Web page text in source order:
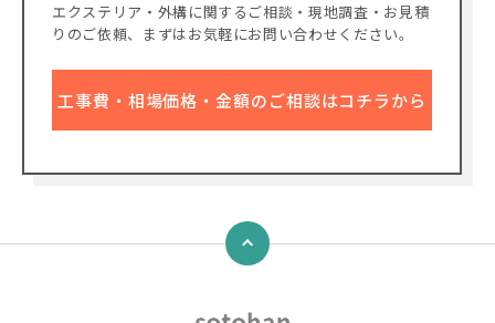
エクステリア・外構に関するご相談・現地調査・お見積
りのご依頼、
まずはお気軽にお問い合わせください。
工事費・相場価格・金額のご相談はコチラから
↑